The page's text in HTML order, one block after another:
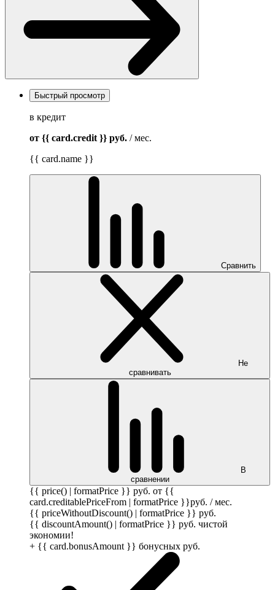
Быстрый просмотр
в кредит
от {{ card.credit }} руб. / мес.
{{ card.name }}
Сравнить
Не
сравнивать
В
сравнении
{{ price() | formatPrice }} руб. от {{
card.creditablePriceFrom | formatPrice }}руб. / мес.
{{ priceWithoutDiscount() | formatPrice }} руб.
{{ discountAmount() | formatPrice }} руб. чистой
экономии!
+ {{ card.bonusAmount }} бонусных руб.